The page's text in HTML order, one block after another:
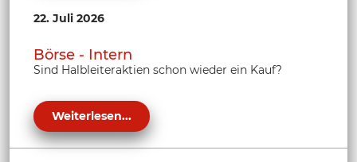
22. Juli 2026
Börse - Intern
Sind Halbleiteraktien schon wieder ein Kauf?
Weiterlesen...